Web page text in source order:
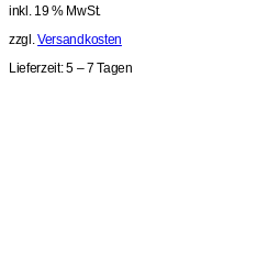
inkl. 19 % MwSt.
zzgl.Versandkosten
Lieferzeit:5 – 7 Tagen